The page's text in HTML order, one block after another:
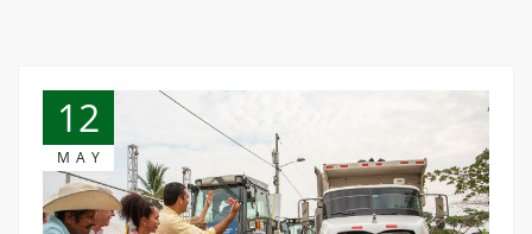
12
MAY